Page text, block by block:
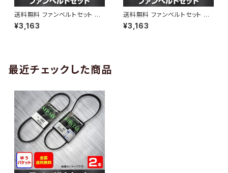
送料無料 ファンベルトセット ト
ヨタ プロボックス 型式NCP58
G H14.06～H15.06 （国内トッ
¥3,163
送料無料 ファンベルトセット ト
ヨタ プロボックス 型式NCP50
V H24.03～ （国内トップメーカ
¥3,163
最近チェックした商品